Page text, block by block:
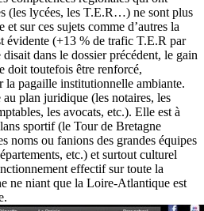
(les lycées, les T.E.R…) ne sont plus
et sur ces sujets comme d’autres la
évidente (+13 % de trafic T.E.R par
dans le dossier précédent, le gain
doit toutefois être renforcé,
la pagaille institutionnelle ambiante.
au plan juridique (les notaires, les
les avocats, etc.). Elle est à
sportif (le Tour de Bretagne
noms ou fanions des grandes équipes
etc.) et surtout culturel
effectif sur toute la
ne niant que la Loire-Atlantique est